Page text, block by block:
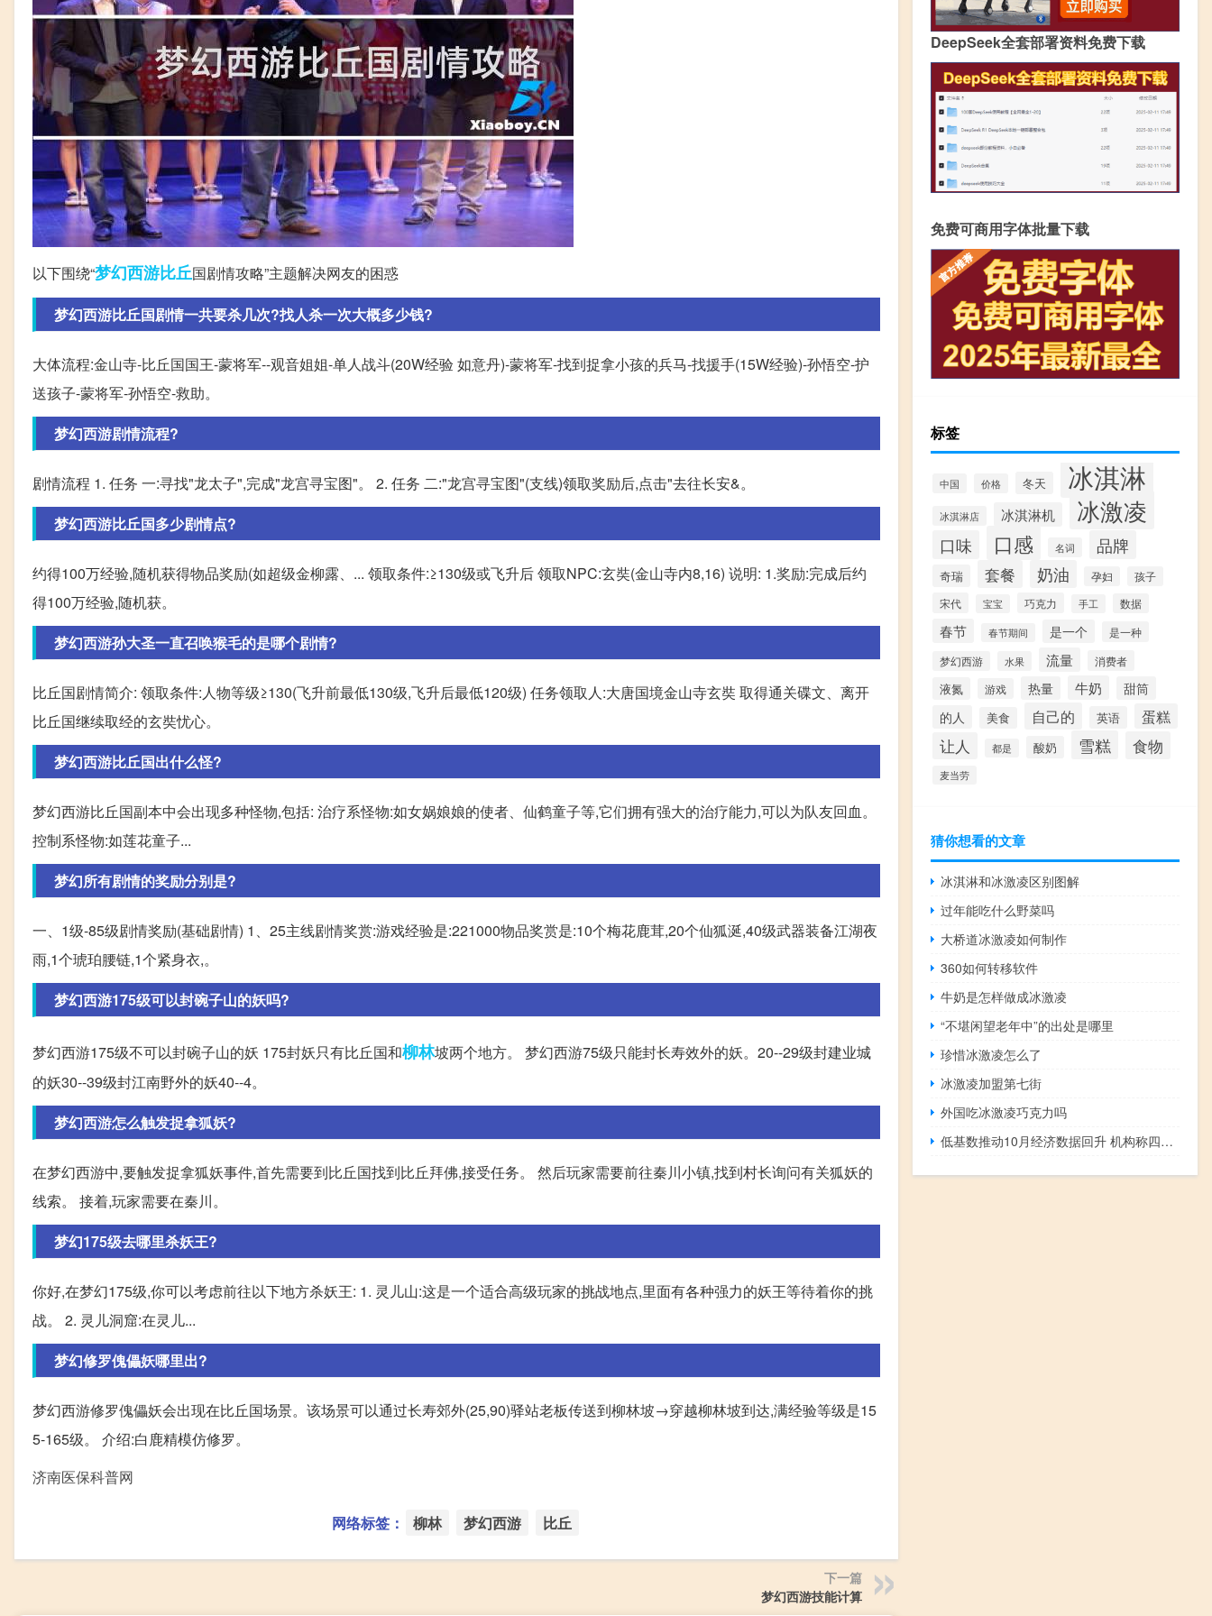
以下围绕“梦幻西游比丘国剧情攻略”主题解决网友的困惑
梦幻西游比丘国剧情一共要杀几次?找人杀一次大概多少钱?
大体流程:金山寺-比丘国国王-蒙将军--观音姐姐-单人战斗(20W经验 如意丹)-蒙将军-找到捉拿小孩的兵马-找援手(15W经验)-孙悟空-护
送孩子-蒙将军-孙悟空-救助。
梦幻西游剧情流程?
剧情流程 1. 任务 一:寻找"龙太子",完成"龙宫寻宝图"。 2. 任务 二:"龙宫寻宝图"(支线)领取奖励后,点击"去往长安&。
梦幻西游比丘国多少剧情点?
约得100万经验,随机获得物品奖励(如超级金柳露、... 领取条件:≥130级或飞升后 领取NPC:玄奘(金山寺内8,16) 说明: 1.奖励:完成后约
得100万经验,随机获。
梦幻西游孙大圣一直召唤猴毛的是哪个剧情?
比丘国剧情简介: 领取条件:人物等级≥130(飞升前最低130级,飞升后最低120级) 任务领取人:大唐国境金山寺玄奘 取得通关碟文、离开
比丘国继续取经的玄奘忧心。
梦幻西游比丘国出什么怪?
梦幻西游比丘国副本中会出现多种怪物,包括: 治疗系怪物:如女娲娘娘的使者、仙鹤童子等,它们拥有强大的治疗能力,可以为队友回血。
控制系怪物:如莲花童子...
梦幻所有剧情的奖励分别是?
一、1级-85级剧情奖励(基础剧情) 1、25主线剧情奖赏:游戏经验是:221000物品奖赏是:10个梅花鹿茸,20个仙狐涎,40级武器装备江湖夜
雨,1个琥珀腰链,1个紧身衣,。
梦幻西游175级可以封碗子山的妖吗?
梦幻西游175级不可以封碗子山的妖 175封妖只有比丘国和柳林坡两个地方。 梦幻西游75级只能封长寿效外的妖。20--29级封建业城
的妖30--39级封江南野外的妖40--4。
梦幻西游怎么触发捉拿狐妖?
在梦幻西游中,要触发捉拿狐妖事件,首先需要到比丘国找到比丘拜佛,接受任务。 然后玩家需要前往秦川小镇,找到村长询问有关狐妖的
线索。 接着,玩家需要在秦川。
梦幻175级去哪里杀妖王?
你好,在梦幻175级,你可以考虑前往以下地方杀妖王: 1. 灵儿山:这是一个适合高级玩家的挑战地点,里面有各种强力的妖王等待着你的挑
战。 2. 灵儿洞窟:在灵儿...
梦幻修罗傀儡妖哪里出?
梦幻西游修罗傀儡妖会出现在比丘国场景。该场景可以通过长寿郊外(25,90)驿站老板传送到柳林坡→穿越柳林坡到达,满经验等级是15
5-165级。 介绍:白鹿精模仿修罗。
济南医保科普网
网络标签： 柳林 梦幻西游 比丘
下一篇
梦幻西游技能计算
DeepSeek全套部署资料免费下载
免费可商用字体批量下载
标签
中国 价格 冬天 冰淇淋
冰淇淋店 冰淇淋机 冰激凌
口味 口感 名词 品牌
奇瑞 套餐 奶油 孕妇 孩子
宋代 宝宝 巧克力 手工 数据
春节 春节期间 是一个 是一种
梦幻西游 水果 流量 消费者
液氮 游戏 热量 牛奶
甜筒
的人
美食 自己的 英语 蛋糕
让人 都是 酸奶 雪糕 食物
麦当劳
猜你想看的文章
冰淇淋和冰激凌区别图解
过年能吃什么野菜吗
大桥道冰激凌如何制作
360如何转移软件
牛奶是怎样做成冰激凌
“不堪闲望老年中”的出处是哪里
珍惜冰激凌怎么了
冰激凌加盟第七街
外国吃冰激凌巧克力吗
低基数推动10月经济数据回升 机构称四季度经济增速或在5.2%以上 到底什么情况嘞